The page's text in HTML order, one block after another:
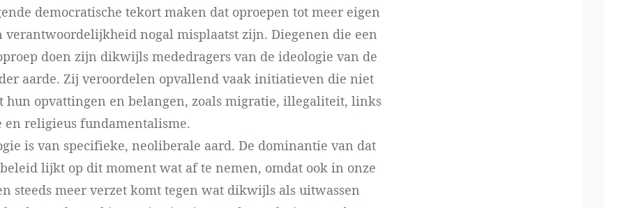
democratische tekort maken dat oproepen tot meer eigen
nogal misplaatst zijn. Diegenen die een
doen zijn dikwijls mededragers van de ideologie van de
aarde. Zij veroordelen opvallend vaak initiatieven die niet
hun opvattingen en belangen, zoals migratie, illegaliteit, links
en religieus fundamentalisme.
is van specifieke, neoliberale aard. De dominantie van dat
lijkt op dit moment wat af te nemen, omdat ook in onze
steeds meer verzet komt tegen wat dikwijls als uitwassen